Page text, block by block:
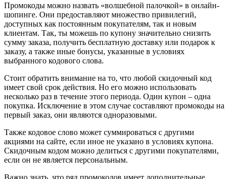
Промокоды можно назвать «волшебной палочкой» в онлайн-
шопинге. Они предоставляют множество привилегий,
доступных как постоянным покупателям, так и новым
клиентам. Так, ты можешь по купону значительно снизить
сумму заказа, получить бесплатную доставку или подарок к
заказу, а также иные бонусы, указанные в условиях
выбранного кодового слова.
Стоит обратить внимание на то, что любой скидочный код
имеет свой срок действия. Но его можно использовать
несколько раз в течение этого периода. Один купон – одна
покупка. Исключение в этом случае составляют промокоды на
первый заказ, они являются одноразовыми.
Также кодовое слово может суммироваться с другими
акциями на сайте, если иное не указано в условиях купона.
Скидочным кодом можно делиться с другими покупателями,
если он не является персональным.
Важно знать, что ряд промокодов имеет дополнительные